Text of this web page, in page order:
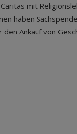
mit
haben
Ankauf von